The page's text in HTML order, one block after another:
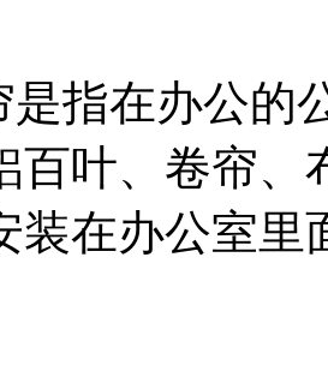
是指在办公的
百叶、卷帘、
装在办公室里